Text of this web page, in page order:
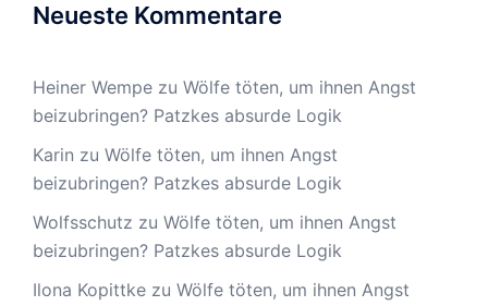
Neueste Kommentare
Heiner Wempe zu Wölfe töten, um ihnen Angst
beizubringen? Patzkes absurde Logik
Karin zu Wölfe töten, um ihnen Angst
beizubringen? Patzkes absurde Logik
Wolfsschutz zu Wölfe töten, um ihnen Angst
beizubringen? Patzkes absurde Logik
Ilona Kopittke zu Wölfe töten, um ihnen Angst